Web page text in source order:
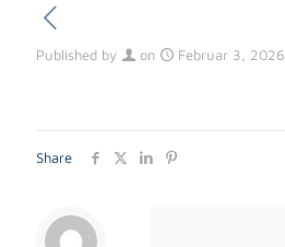
Published by on Februar 3, 2026
Share